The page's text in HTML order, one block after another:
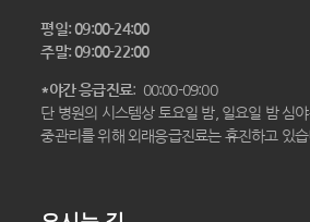
평일: 09:00-24:00
주말: 09:00-22:00
*야간 응급진료: 00:00-09:00
단 병원의 시스템상 토요일 밤, 일요일 밤 심
중관리를 위해 외래응급진료는 휴진하고 있습